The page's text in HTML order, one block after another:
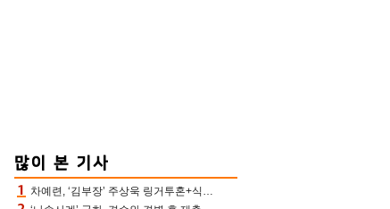
차예련, ‘김부장’ 주상욱 링거투혼+식스팩 비화 “옷 벗는데 아저씨는 안 된다고”(차장금)